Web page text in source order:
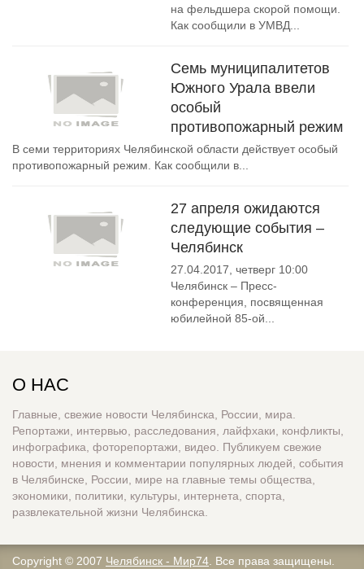
на фельдшера скорой помощи.
Как сообщили в УМВД...
Семь муниципалитетов
Южного Урала ввели
особый
противопожарный режим
В семи территориях Челябинской области действует особый
противопожарный режим. Как сообщили в...
27 апреля ожидаются
следующие события –
Челябинск
27.04.2017, четверг 10:00
Челябинск – Пресс-
конференция, посвященная
юбилейной 85-ой...
О НАС
Главные, свежие новости Челябинска, России, мира.
Репортажи, интервью, расследования, лайфхаки, конфликты,
инфографика, фоторепортажи, видео. Публикуем свежие
новости, мнения и комментарии популярных людей, события
в Челябинске, России, мире на главные темы общества,
экономики, политики, культуры, интернета, спорта,
развлекательной жизни Челябинска.
Copyright © 2007 Челябинск - Мир74 . Все права защищены.